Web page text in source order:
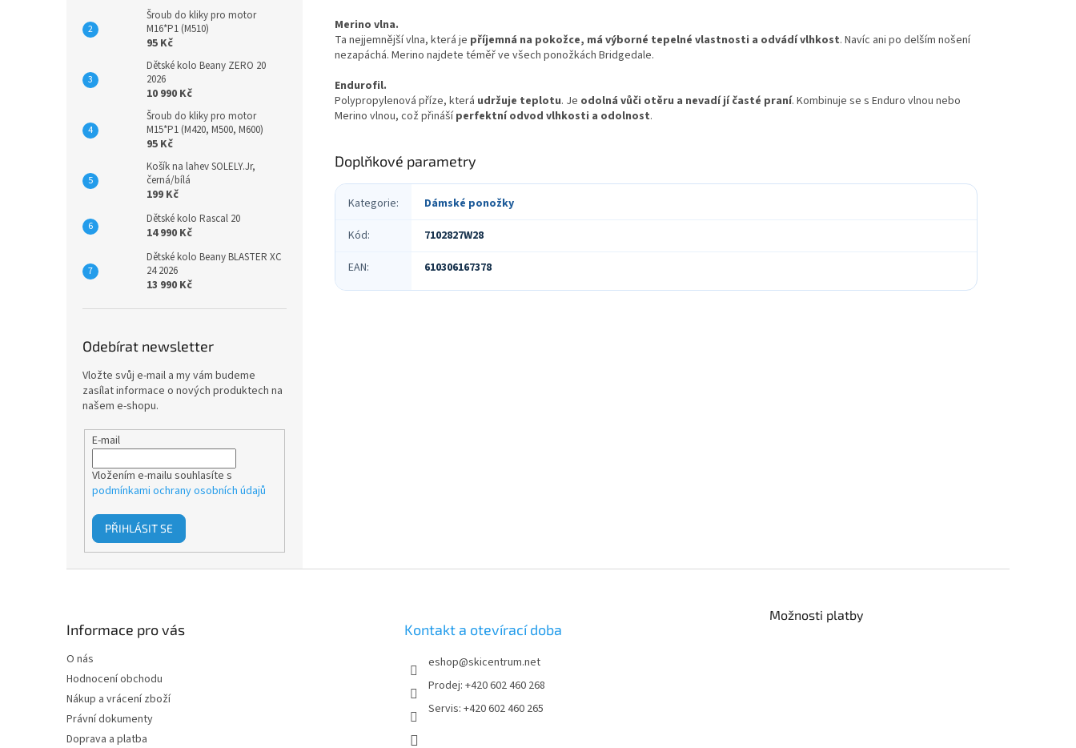
Šroub do kliky pro motor
M16*P1 (M510)
95 Kč
Dětské kolo Beany ZERO 20
2026
10 990 Kč
Šroub do kliky pro motor
M15*P1 (M420, M500, M600)
95 Kč
Košík na lahev SOLELY.Jr,
černá/bílá
199 Kč
Dětské kolo Rascal 20
14 990 Kč
Dětské kolo Beany BLASTER XC
24 2026
13 990 Kč
Odebírat newsletter
Vložte svůj e-mail a my vám budeme
zasílat informace o nových produktech na
našem e-shopu.
E-mail
Vložením e-mailu souhlasíte s
podmínkami ochrany osobních údajů
PŘIHLÁSIT SE
Merino vlna.
Ta nejjemnější vlna, která je příjemná na pokožce, má výborné tepelné vlastnosti a odvádí vlhkost. Navíc ani po delším nošení
nezapáchá. Merino najdete téměř ve všech ponožkách Bridgedale.
Endurofil.
Polypropylenová příze, která udržuje teplotu. Je odolná vůči otěru a nevadí jí časté praní. Kombinuje se s Enduro vlnou nebo
Merino vlnou, což přinášíperfektní odvod vlhkosti a odolnost.
Doplňkové parametry
Kategorie:
Dámské ponožky
Kód:
7102827W28
EAN: 610306167378
Informace pro vás
O nás
Hodnocení obchodu
Nákup a vrácení zboží
Právní dokumenty
Doprava a platba
Kontakt a otevírací doba
eshop@skicentrum.net
Prodej: +420 602 460 268
Servis: +420 602 460 265
Možnosti platby